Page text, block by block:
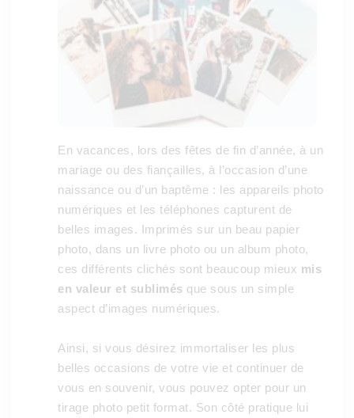
En vacances, lors des fêtes de fin d’année, à un
mariage ou des fiançailles, à l’occasion d’une
naissance ou d’un baptême : les appareils photo
numériques et les téléphones capturent de
belles images. Imprimés sur un beau papier
photo, dans un livre photo ou un album photo,
ces différents clichés sont beaucoup mieux mis
en valeur et sublimés que sous un simple
aspect d’images numériques.
Ainsi, si vous désirez immortaliser les plus
belles occasions de votre vie et continuer de
vous en souvenir, vous pouvez opter pour un
tirage photo petit format. Son côté pratique lui